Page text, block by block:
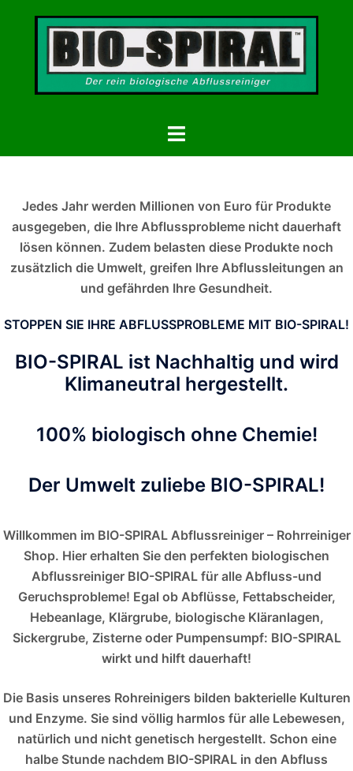
Menü
Jedes Jahr werden Millionen von Euro für Produkte
ausgegeben, die Ihre Abflussprobleme nicht dauerhaft
lösen können. Zudem belasten diese Produkte noch
zusätzlich die Umwelt, greifen Ihre Abflussleitungen an
und gefährden Ihre Gesundheit.
STOPPEN SIE IHRE ABFLUSSPROBLEME MIT BIO-SPIRAL!
BIO-SPIRAL ist Nachhaltig und wird
Klimaneutral hergestellt.
100% biologisch ohne Chemie!
Der Umwelt zuliebe BIO-SPIRAL!
Willkommen im BIO-SPIRAL Abflussreiniger – Rohrreiniger
Shop. Hier erhalten Sie den perfekten biologischen
Abflussreiniger BIO-SPIRAL für alle Abfluss-und
Geruchsprobleme! Egal ob Abflüsse, Fettabscheider,
Hebeanlage, Klärgrube, biologische Kläranlagen,
Sickergrube, Zisterne oder Pumpensumpf: BIO-SPIRAL
wirkt und hilft dauerhaft!
Die Basis unseres Rohreinigers bilden bakterielle Kulturen
und Enzyme. Sie sind völlig harmlos für alle Lebewesen,
natürlich und nicht genetisch hergestellt. Schon eine
halbe Stunde nachdem BIO-SPIRAL in den Abfluss